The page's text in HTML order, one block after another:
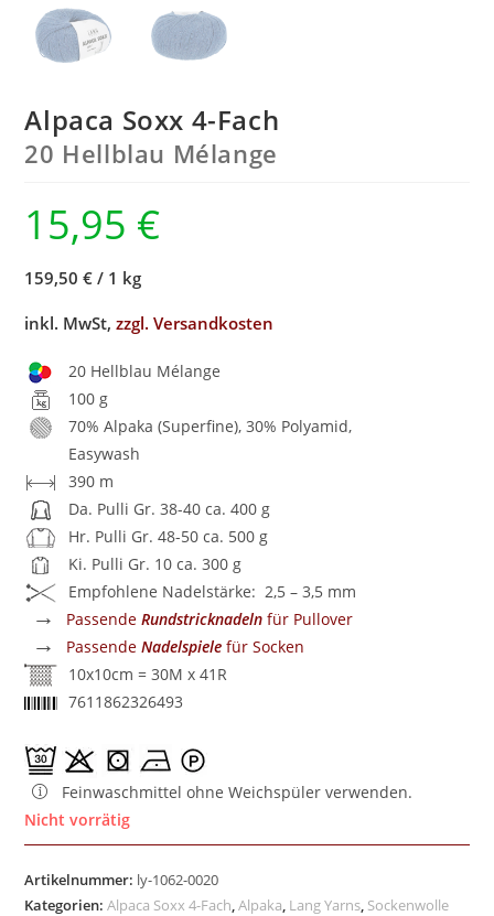
Alpaca Soxx 4-Fach
20 Hellblau Mélange
15,95 €
159,50 € / 1 kg
inkl. MwSt,zzgl. Versandkosten
20 Hellblau Mélange
100 g
70% Alpaka (Superfine), 30% Polyamid,
Easywash
390 m
Da. Pulli Gr. 38-40 ca. 400 g
Hr. Pulli Gr. 48-50 ca. 500 g
Ki. Pulli Gr. 10 ca. 300 g
Empfohlene Nadelstärke: 2,5 – 3,5 mm
→ PassendeRundstricknadeln für Pullover
→ PassendeNadelspiele für Socken
10x10cm = 30M x 41R
7611862326493
Feinwaschmittel ohne Weichspüler verwenden.
Nicht vorrätig
Artikelnummer: ly-1062-0020
Kategorien:Alpaca Soxx 4-Fach ,Alpaka Lang Yarns Sockenwolle